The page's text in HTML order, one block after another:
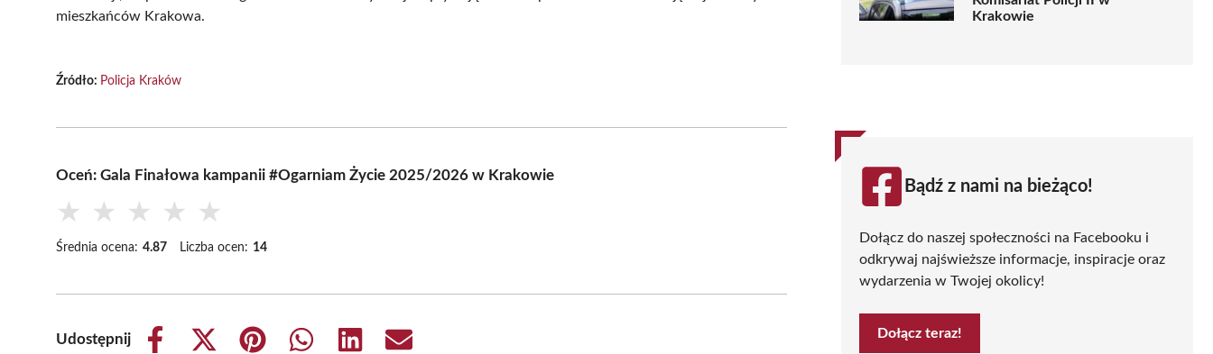
mieszkańców Krakowa.
Źródło: Policja Kraków
Oceń: Gala Finałowa kampanii #Ogarniam Życie 2025/2026 w Krakowie
★ ★ ★ ★ ★
Średnia ocena: 4.87 Liczba ocen: 14
Udostępnij
Share
Share
Share
Share
Share
Share
Krakowie
Bądź z nami na bieżąco!
Dołącz do naszej społeczności na Facebooku i
odkrywaj najświeższe informacje, inspiracje oraz
wydarzenia w Twojej okolicy!
Dołącz teraz!